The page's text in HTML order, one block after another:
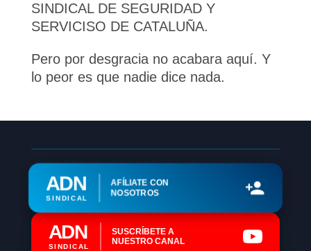
SINDICAL DE SEGURIDAD Y
SERVICISO DE CATALUÑA.
Pero por desgracia no acabara aquí. Y
lo peor es que nadie dice nada.
ADN
SINDICAL
AFÍLIATE CON
NOSOTROS
ADN
SINDICAL
SUSCRÍBETE A
NUESTRO CANAL